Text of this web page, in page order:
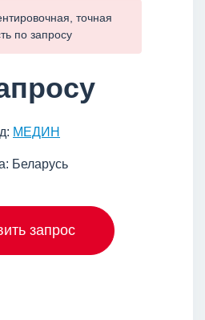
точная
по запросу
МЕДИН
Беларусь
запрос